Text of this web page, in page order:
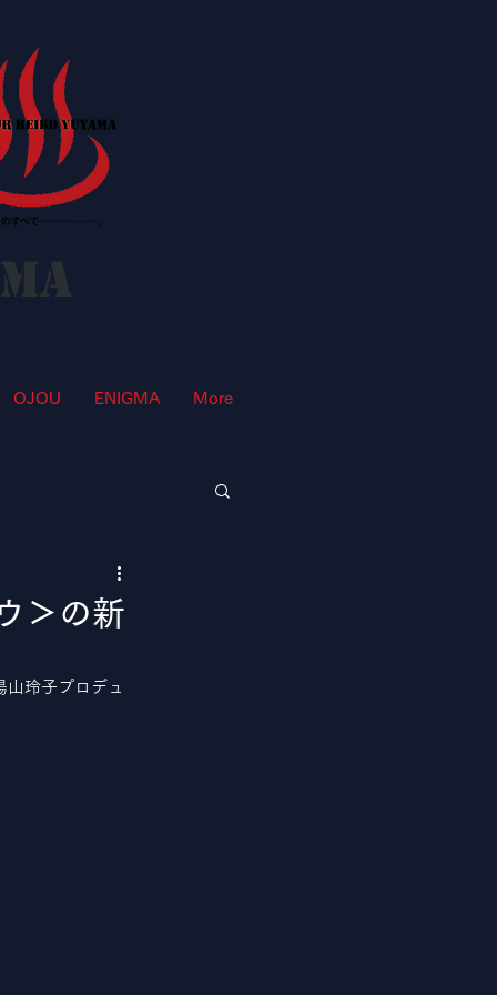
OJOU ENIGMA More
＞の新
玲子プロデュ